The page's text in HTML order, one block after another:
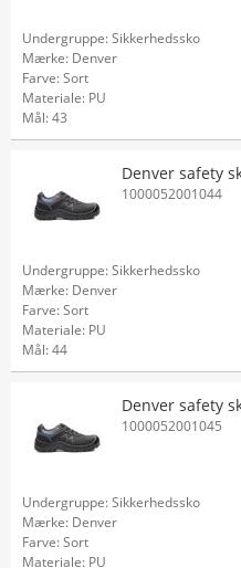
Undergruppe: Sikkerhedssko
Mærke: Denver
Farve: Sort
Materiale: PU
Mål: 43
Denver safety
1000052001044
Undergruppe: Sikkerhedssko
Mærke: Denver
Farve: Sort
Materiale: PU
Mål: 44
Denver safety
1000052001045
Undergruppe: Sikkerhedssko
Mærke: Denver
Farve: Sort
Materiale: PU